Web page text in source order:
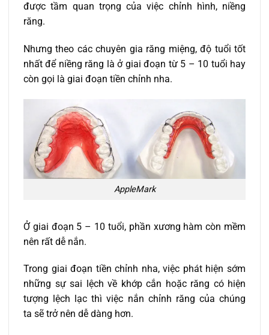
được tầm quan trọng của việc chỉnh hình, niềng
răng.
Nhưng theo các chuyên gia răng miệng, độ tuổi tốt
nhất để niềng răng là ở giai đoạn từ 5 – 10 tuổi hay
còn gọi là giai đoạn tiền chỉnh nha.
AppleMark
Ở giai đoạn 5 – 10 tuổi, phần xương hàm còn mềm
nên rất dễ nắn.
Trong giai đoạn tiền chỉnh nha, việc phát hiện sớm
những sự sai lệch về khớp cắn hoặc răng có hiện
tượng lệch lạc thì việc nắn chỉnh răng của chúng
ta sẽ trở nên dễ dàng hơn.